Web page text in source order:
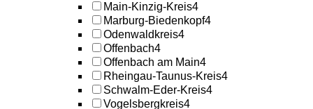
Main-Kinzig-Kreis4
Marburg-Biedenkopf4
Odenwaldkreis4
Offenbach4
Offenbach am Main4
Rheingau-Taunus-Kreis4
Schwalm-Eder-Kreis4
Vogelsbergkreis4